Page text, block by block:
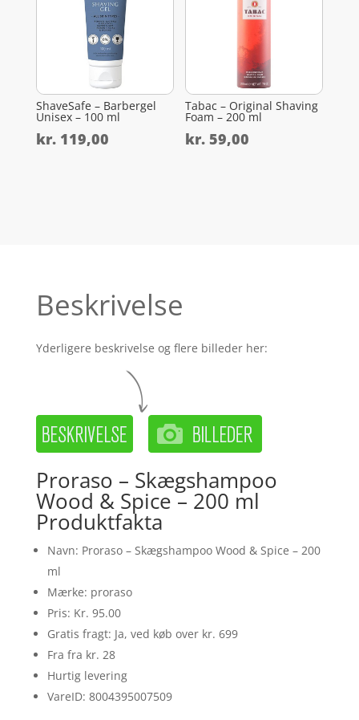
ShaveSafe – Barbergel
Unisex – 100 ml
kr.119,00
Tabac – Original Shaving
Foam – 200 ml
kr. 59,00
Beskrivelse
Yderligere beskrivelse og flere billeder her:
Proraso – Skægshampoo
Wood & Spice – 200 ml
Produktfakta
Navn: Proraso – Skægshampoo Wood & Spice – 200
ml
Mærke: proraso
Pris: Kr. 95.00
Gratis fragt: Ja, ved køb over kr. 699
Fra fra kr. 28
Hurtig levering
VareID: 8004395007509